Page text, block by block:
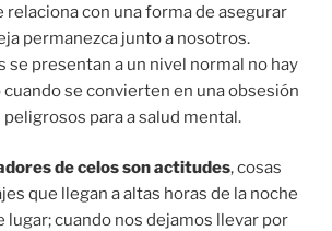
relaciona con una forma de asegurar
permanezca junto a nosotros.
se presentan a un nivel normal no hay
se convierten en una obsesión
peligrosos para a salud mental.
de celos son actitudes, cosas
que llegan a altas horas de la noche
lugar; cuando nos dejamos llevar por